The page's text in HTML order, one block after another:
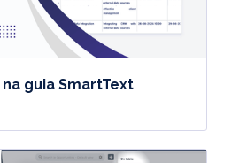
guia SmartText